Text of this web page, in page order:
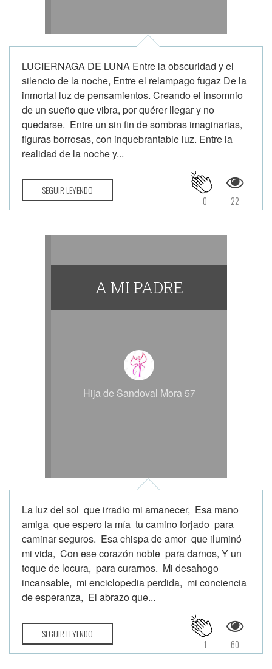
LUCIERNAGA DE LUNA Entre la obscuridad y el
silencio de la noche, Entre el relampago fugaz De la
inmortal luz de pensamientos. Creando el insomnio
de un sueño que vibra, por quérer llegar y no
quedarse. Entre un sin fin de sombras imaginarias,
figuras borrosas, con inquebrantable luz. Entre la
realidad de la noche y...
SEGUIR LEYENDO
22
0
A MI PADRE
Hija de Sandoval Mora 57
La luz del sol que irradio mi amanecer, Esa mano
amiga que espero la mía tu camino forjado para
caminar seguros. Esa chispa de amor que iluminó
mi vida, Con ese corazón noble para darnos, Y un
toque de locura, para curarnos. Mi desahogo
incansable, mi enciclopedia perdida, mi conciencia
de esperanza, El abrazo que...
SEGUIR LEYENDO
60
1